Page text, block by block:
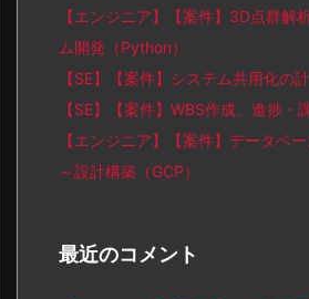
【エンジニア】【案件】3D点群解
ム開発（Python）
【SE】【案件】システム共用化の
【SE】【案件】WBS作成、進捗・
【エンジニア】【案件】データベ
～設計構築（GCP）
最近のコメント